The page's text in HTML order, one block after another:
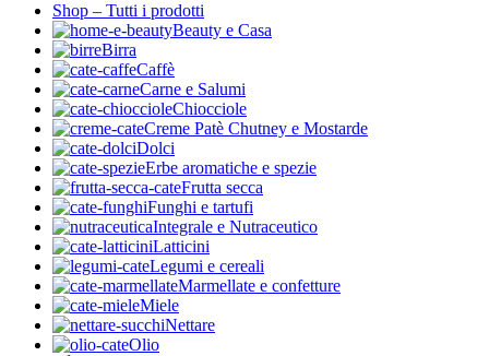
Shop – Tutti i prodotti
Beauty e Casa
Birra
Caffè
Carne e Salumi
Chiocciole
Creme Patè Chutney e Mostarde
Dolci
Erbe aromatiche e spezie
Frutta secca
Funghi e tartufi
Integrale e Nutraceutico
Latticini
Legumi e cereali
Marmellate e confetture
Miele
Nettare
Olio